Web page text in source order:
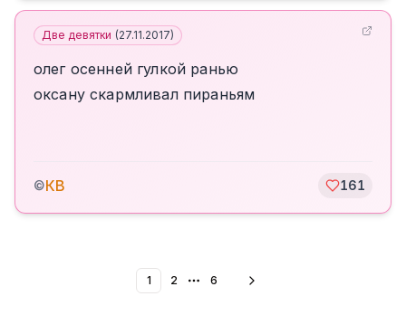
Две девятки (27.11.2017)
олег осенней гулкой ранью
оксану скармливал пираньям
©КВ 161
1 2 More pages
6